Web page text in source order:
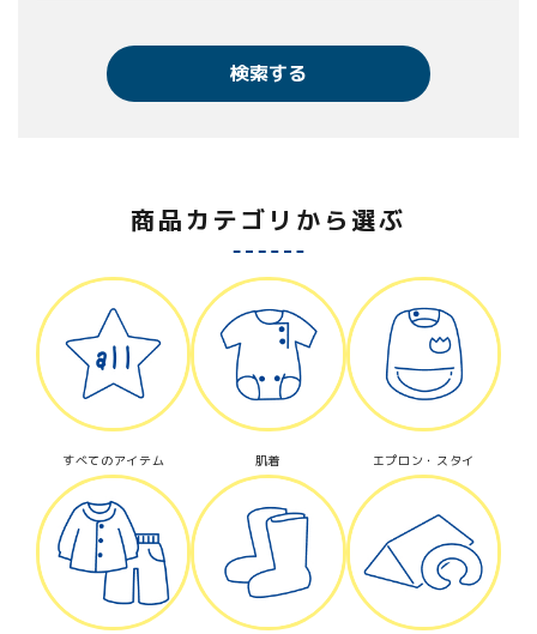
検索する
カテゴリー
検索する
商品カテゴリから選ぶ
すべてのアイテム 肌着 エプロン・スタイ